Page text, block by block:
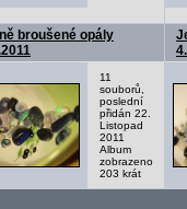
broušené opály
11
souborů,
poslední
přidán 22.
Listopad
2011
Album
zobrazeno
203 krát